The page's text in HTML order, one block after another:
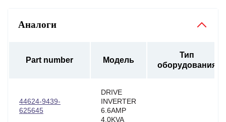
Аналоги
Part number Модель
Тип
оборудования
44624-9439-
625645
DRIVE
INVERTER
6.6AMP
4.0KVA